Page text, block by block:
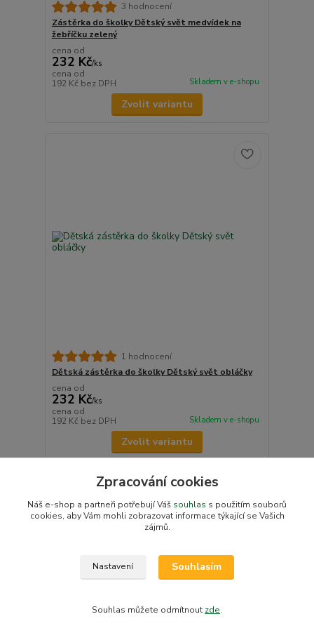
3 hodnocení
Zástěrka do školky Dětský svět medvídek na
žebříčku zelený
cena od
232 Kč/ks
cena od
192 Kč bez DPH Skladem v e-shopu
Zvolit variantu
1 hodnocení
Dětská zástěrka do školky Dětský svět obláčky
cena od
232 Kč/ks
cena od
192 Kč bez DPH Skladem v e-shopu
Zvolit variantu
Zpracování cookies
Náš e-shop a partneři potřebují Váš souhlas s použitím souborů
cookies, aby Vám mohli zobrazovat informace týkající se Vašich
zájmů.
Nastavení Souhlasím
Souhlas můžete odmítnout zde.